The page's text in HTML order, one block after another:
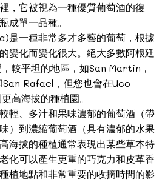
，它被視為一種優質葡萄酒的復
成單一品種。
是一種非常多才多藝的葡萄，根據
變化而變化很大。絕大多數阿根廷
較平坦的地區，如San Martin，
Rafael，但您也會在Uco
高海拔的種植園。
輕、多汁和果味濃郁的葡萄酒（帶
）到濃縮葡萄酒（具有濃郁的水果
海拔的種植通常表現出某些草本特
化可以產生更重的巧克力和皮革香
植地點和非常重要的收摘時間的影